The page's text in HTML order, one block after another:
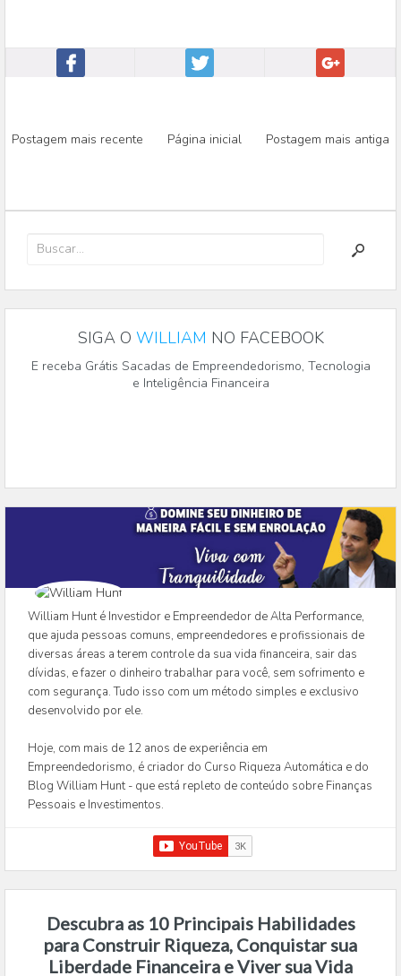
Postagem mais recente Página inicial Postagem mais antiga
SIGA O WILLIAM NO FACEBOOK
E receba Grátis Sacadas de Empreendedorismo, Tecnologia
e Inteligência Financeira
William Hunt é Investidor e Empreendedor de Alta Performance,
que ajuda pessoas comuns, empreendedores e profissionais de
diversas áreas a terem controle da sua vida financeira, sair das
dívidas, e fazer o dinheiro trabalhar para você, sem sofrimento e
com segurança. Tudo isso com um método simples e exclusivo
desenvolvido por ele.
Hoje, com mais de 12 anos de experiência em
Empreendedorismo, é criador do Curso Riqueza Automática e do
Blog William Hunt - que está repleto de conteúdo sobre Finanças
Pessoais e Investimentos.
Descubra as 10 Principais Habilidades
para Construir Riqueza, Conquistar sua
Liberdade Financeira e Viver sua Vida